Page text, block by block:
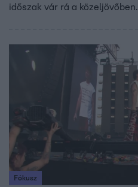
időszak vár rá a közeljövőben.
Fókusz